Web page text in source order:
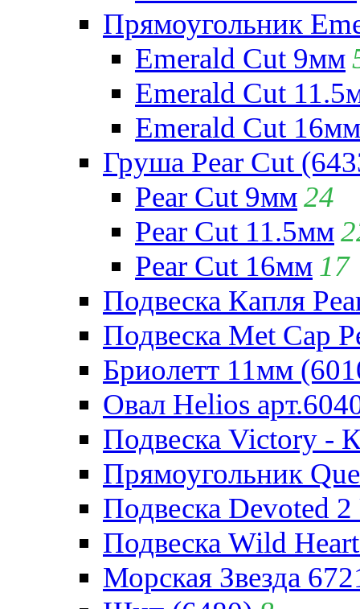
Прямоугольник
Emerald Cut 9мм
Emerald Cut
Emerald Cut 16мм
Груша Pear Cut
Pear Cut 9мм24
Pear Cut 11.5мм
Pear Cut 16мм 17
Подвеска Капля
Подвеска Met Cap
Бриолетт 11мм
Овал Helios
Подвеска Victory -
Прямоугольник
Подвеска Devoted
Подвеска Wild
Морская Звезда